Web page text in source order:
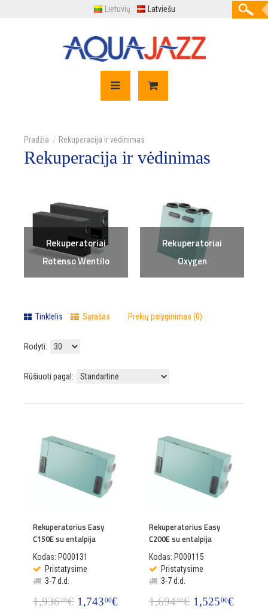
Lietuvių Latviešu
Rekuperacija ir vėdinimas
Rekuperacija ir vėdinimas
Rekuperatoriai
Rotenso Wentilo
Rekuperatoriai
Oxygen
Tinklelis Sąrašas Prekių palyginimas (0)
Rodyti:
Rūšiuoti pagal:
Rekuperatorius Easy
C150E su entalpija
Kodas: P000131
Pristatysime
3-7 d.d.
1,93600€ 1,74300€
Rekuperatorius Easy
C200E su entalpija
Kodas: P000115
Pristatysime
3-7 d.d.
1,69400€ 1,52500€